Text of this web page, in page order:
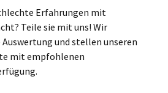
Erfahrungen mit
Teile sie mit uns! Wir
und stellen unseren
mit empfohlenen